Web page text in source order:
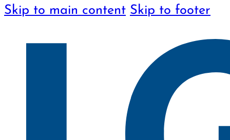
Skip to main content Skip to footer